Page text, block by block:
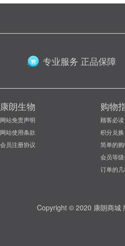
专业服务 正品保障
康朗生物
网站免责声明
网站使用条款
会员注册协议
购物
顾客必读
积分兑换
简单的
会员等
订单的
Copyright © 2020 康朗商城